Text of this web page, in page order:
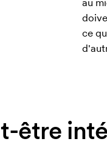
ce
être